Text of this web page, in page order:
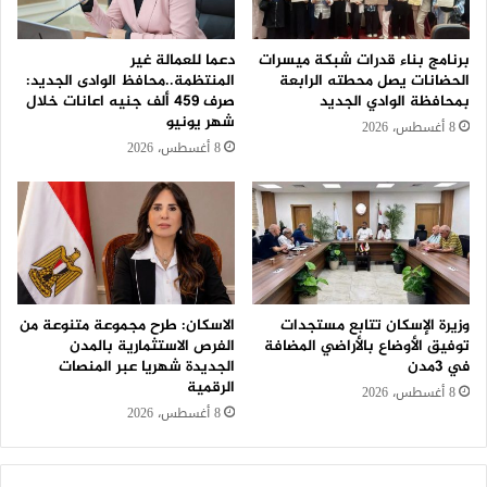
برنامج بناء قدرات شبكة ميسرات
الحضانات يصل محطته الرابعة
بمحافظة الوادي الجديد
8 أغسطس، 2026
دعما للعمالة غير
المنتظمة..محافظ الوادى الجديد:
صرف 459 ألف جنيه اعانات خلال
شهر يونيو
8 أغسطس، 2026
وزيرة الإسكان تتابع مستجدات
توفيق الأوضاع بالأراضي المضافة
في 3مدن
8 أغسطس، 2026
الاسكان: طرح مجموعة متنوعة من
الفرص الاستثمارية بالمدن
الجديدة شهريا عبر المنصات
الرقمية
8 أغسطس، 2026